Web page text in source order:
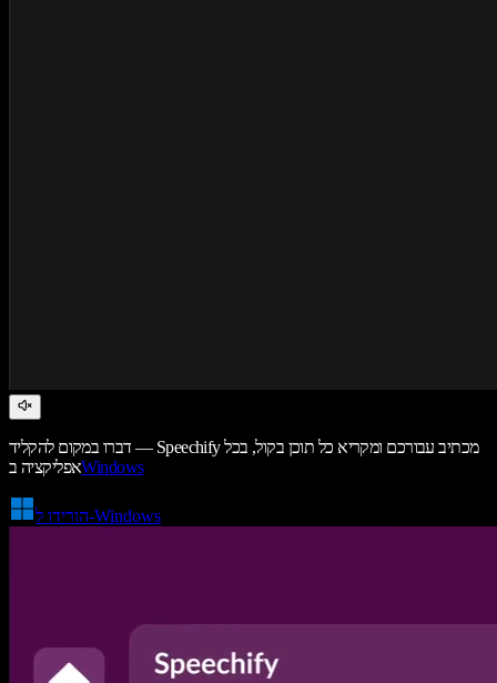
דברו במקום להקליד — Speechify מכתיב עבורכם ומקריא כל תוכן בקול, בכל
אפליקציה בWindows
הורידו ל-Windows